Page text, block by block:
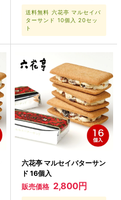
送料無料 六花亭 マルセイバ
ターサンド 10個入 20セッ
ト
六花亭 マルセイバターサン
ド 16個入
販売価格 2,800円